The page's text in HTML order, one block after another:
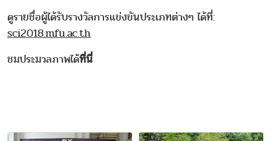
ดูรายชื่อผู้ได้รับรางวัลการแข่งขันประเภทต่างๆ ได้ที่:
sci2018.mfu.ac.th
ชมประมวลภาพได้ที่นี่